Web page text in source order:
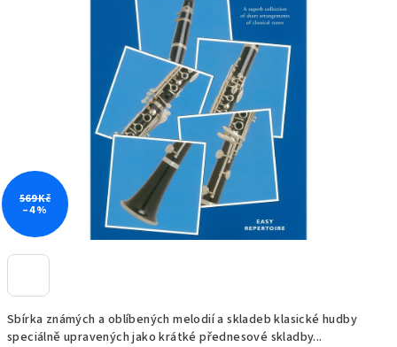
Sbírka známých a oblíbených melodií a skladeb klasické hudby
speciálně upravených jako krátké přednesové skladby...
hvězdiček.
569 Kč
–4 %